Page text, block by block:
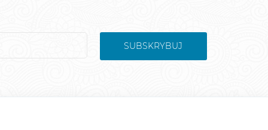
SUBSKRYBUJ